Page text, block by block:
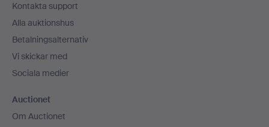
Kontakta support
Alla auktionshus
Betalningsalternativ
Vi skickar med
Sociala medier
Auctionet
Om Auctionet